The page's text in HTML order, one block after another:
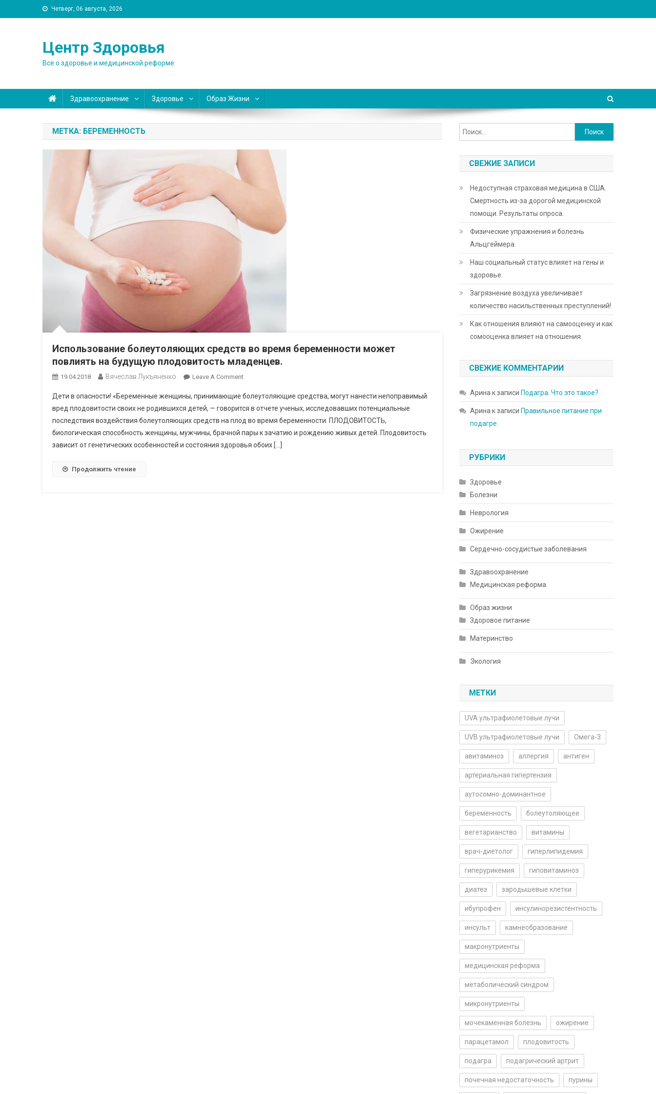
to
Четверг, 06 августа, 2026
Центр Здоровья
Все о здоровье и медицинской реформе
Здравоохранение Здоровье Образ Жизни
МЕТКА: БЕРЕМЕННОСТЬ
Использование болеутоляющих средств во время беременности может
повлиять на будущую плодовитость младенцев.
19.04.2018 Вячеслав Лукъяненко Leave A CommentOn
Болеутоляющих
Средств
Во
Время
Беременности
Дети в опасности! «Беременные женщины, принимающие болеутоляющие средства, могут нанести непоправимый
вред плодовитости своих не родившихся детей, — говорится в отчете ученых, исследовавших потенциальные
последствия воздействия болеутоляющих средств на плод во время беременности. ПЛОДОВИТОСТЬ,
биологическая способность женщины, мужчины, брачной пары к зачатию и рождению живых детей. Плодовитость
зависит от генетических особенностей и состояния здоровья обоих […]
Продолжить чтение
Найти:
СВЕЖИЕ ЗАПИСИ
Недоступная страховая медицина в США.
Смертность из-за дорогой медицинской
помощи. Результаты опроса.
Физические упражнения и болезнь
Альцгеймера.
Наш социальный статус влияет на гены и
здоровье.
Загрязнение воздуха увеличивает
количество насильственных преступлений!
Как отношения влияют на самооценку и как
сомооценка влияет на отношения.
СВЕЖИЕ КОММЕНТАРИИ
Арина к записи Подагра. Что это такое?
Арина к записи Правильное питание при
подагре.
РУБРИКИ
Здоровье
Болезни
Неврология
Ожирение
Сердечно-сосудистые заболевания
Здравоохранение
Медицинская реформа
Образ жизни
Здоровое питание
Материнство
Экология
МЕТКИ
UVA ультрафиолетовые лучи
UVB ультрафиолетовые лучи Омега-3
авитаминоз аллергия антиген
артериальная гипертензия
аутосомно-доминантное
беременность болеутоляющее
вегетарианство витамины
врач-диетолог гиперлипидемия
гиперурикемия гиповитаминоз
диатез зародышевые клетки
ибупрофен инсулинорезистентность
инсульт камнеобразование
макронутриенты
медицинская реформа
метаболический синдром
микронутриенты
мочекаменная болезнь ожирение
парацетамол плодовитость
подагра подагрический артрит
почечная недостаточность пурины